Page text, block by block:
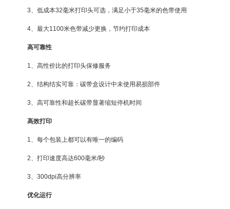
3、低成本32毫米打印头可选，满足小于35毫米的色带使用
4、最大1100米色带减少更换，节约打印成本
高可靠性
1、高性价比的打印头保修服务
2、结构结实可靠：碳带盒设计中未使用易损部件
3、高可靠性和超长碳带显著缩短停机时间
高效打印
1、每个包装上都可以有唯一的编码
2、打印速度高达600毫米/秒
3、300dpi高分辨率
优化运行